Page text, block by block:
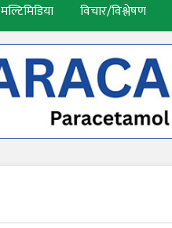
मल्टिमिडिया विचार/विश्लेषण